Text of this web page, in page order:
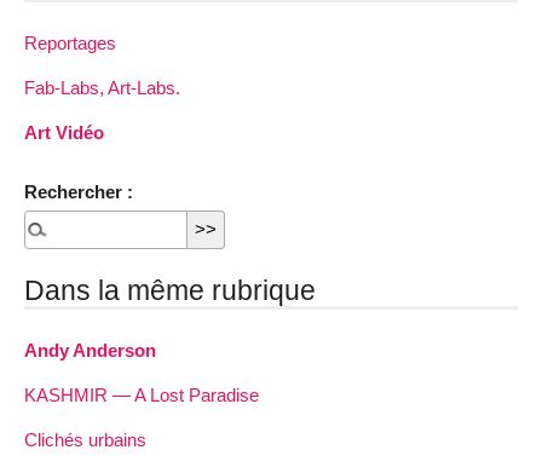
Reportages
Fab-Labs, Art-Labs.
Art Vidéo
Rechercher :
Dans la même rubrique
Andy Anderson
KASHMIR — A Lost Paradise
Clichés urbains